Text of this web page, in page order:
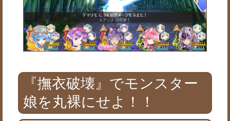
『撫衣破壊』でモンスター
娘を丸裸にせよ！！